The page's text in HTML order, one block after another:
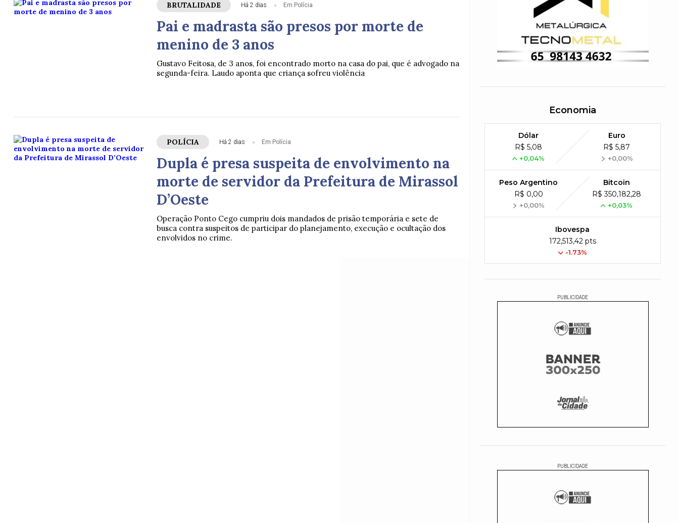
BRUTALIDADE Há 2 dias Em Polícia
Pai e madrasta são presos por morte de
menino de 3 anos
Gustavo Feitosa, de 3 anos, foi encontrado morto na casa do pai, que é advogado na
segunda-feira. Laudo aponta que criança sofreu violência
POLÍCIA Há 2 dias Em Polícia
Dupla é presa suspeita de envolvimento na
morte de servidor da Prefeitura de Mirassol
D’Oeste
Operação Ponto Cego cumpriu dois mandados de prisão temporária e sete de
busca contra suspeitos de participar do planejamento, execução e ocultação dos
envolvidos no crime.
Economia
Dólar
R$ 5,08
+0,04%
Euro
R$ 5,87
+0,00%
Peso Argentino
R$ 0,00
+0,00%
Bitcoin
R$ 350,182,28
+0,03%
Ibovespa
172,513,42 pts
-1.73%
PUBLICIDADE
PUBLICIDADE